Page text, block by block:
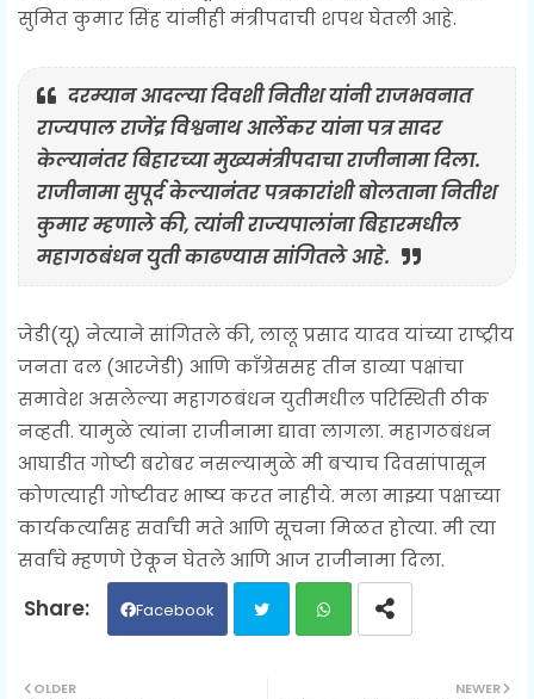
सुमित कुमार सिंह यांनीही मंत्रीपदाची शपथ घेतली आहे.
दरम्यान आदल्या दिवशी नितीश यांनी राजभवनात
राज्यपाल राजेंद्र विश्वनाथ आर्लेकर यांना पत्र सादर
केल्यानंतर बिहारच्या मुख्यमंत्रीपदाचा राजीनामा दिला.
राजीनामा सुपूर्द केल्यानंतर पत्रकारांशी बोलताना नितीश
कुमार म्हणाले की, त्यांनी राज्यपालांना बिहारमधील
महागठबंधन युती काढण्यास सांगितले आहे.
जेडी(यू) नेत्याने सांगितले की, लालू प्रसाद यादव यांच्या राष्ट्रीय
जनता दल (आरजेडी) आणि काँग्रेससह तीन डाव्या पक्षांचा
समावेश असलेल्या महागठबंधन युतीमधील परिस्थिती ठीक
नव्हती. यामुळे त्यांना राजीनामा द्यावा लागला. महागठबंधन
आघाडीत गोष्टी बरोबर नसल्यामुळे मी बऱ्याच दिवसांपासून
कोणत्याही गोष्टीवर भाष्य करत नाहीये. मला माझ्या पक्षाच्या
कार्यकर्त्यांसह सर्वांची मते आणि सूचना मिळत होत्या. मी त्या
सर्वांचे म्हणणे ऐकून घेतले आणि आज राजीनामा दिला.
Facebook
NEWER
OLDER